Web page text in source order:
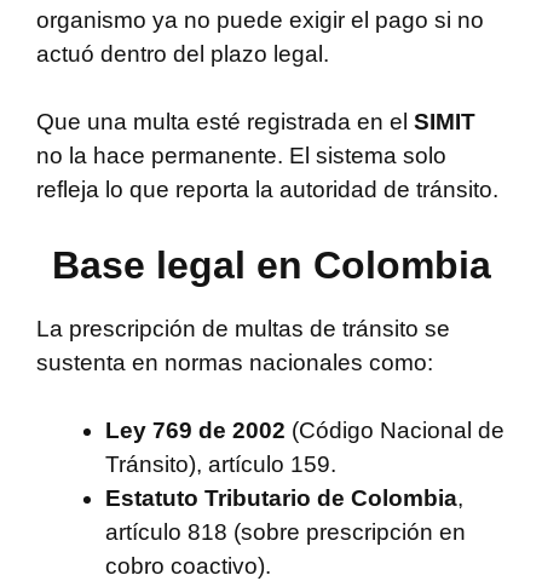
organismo ya no puede exigir el pago si no
actuó dentro del plazo legal.
Que una multa esté registrada en el SIMIT
no la hace permanente. El sistema solo
refleja lo que reporta la autoridad de tránsito.
Base legal en Colombia
La prescripción de multas de tránsito se
sustenta en normas nacionales como:
Ley 769 de 2002 (Código Nacional de
Tránsito), artículo 159.
Estatuto Tributario de Colombia,
artículo 818 (sobre prescripción en
cobro coactivo).